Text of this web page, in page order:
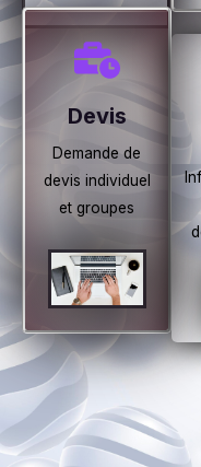
Devis
Demande de
devis individuel
et groupes